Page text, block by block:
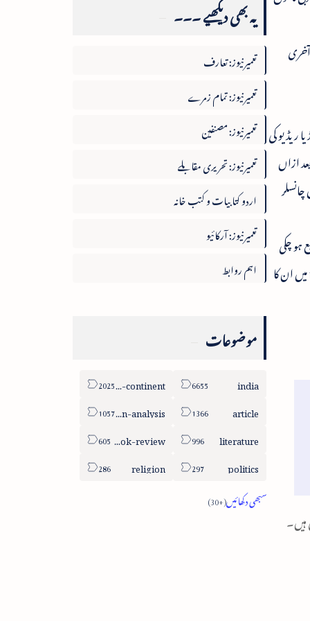
آل انڈیا ریڈیو کی
ازاں
وائس چانسلر
ہو چکی
ہیں۔ ان کے تین اردو شعری مجموعے بھی چھپ چکے ہیں۔ ونیز انہوں نے فیض کے منتخب کلام کا انگریزی میں ترجمہ بھی کیا ہے۔ 1975 میں ان کا
یہ بھی دیکھیے ۔۔۔
تعمیرنیوز: تعارف
تعمیرنیوز: تمام زمرے
تعمیرنیوز: مصنفین
تعمیرنیوز: تحریری مقابلے
اردو کتابیات و کتب خانہ
تعمیرنیوز: آرکائیو
اہم روابط
موضوعات
india
sub-continent
article
column-analysis
literature
book-review
politics
religion